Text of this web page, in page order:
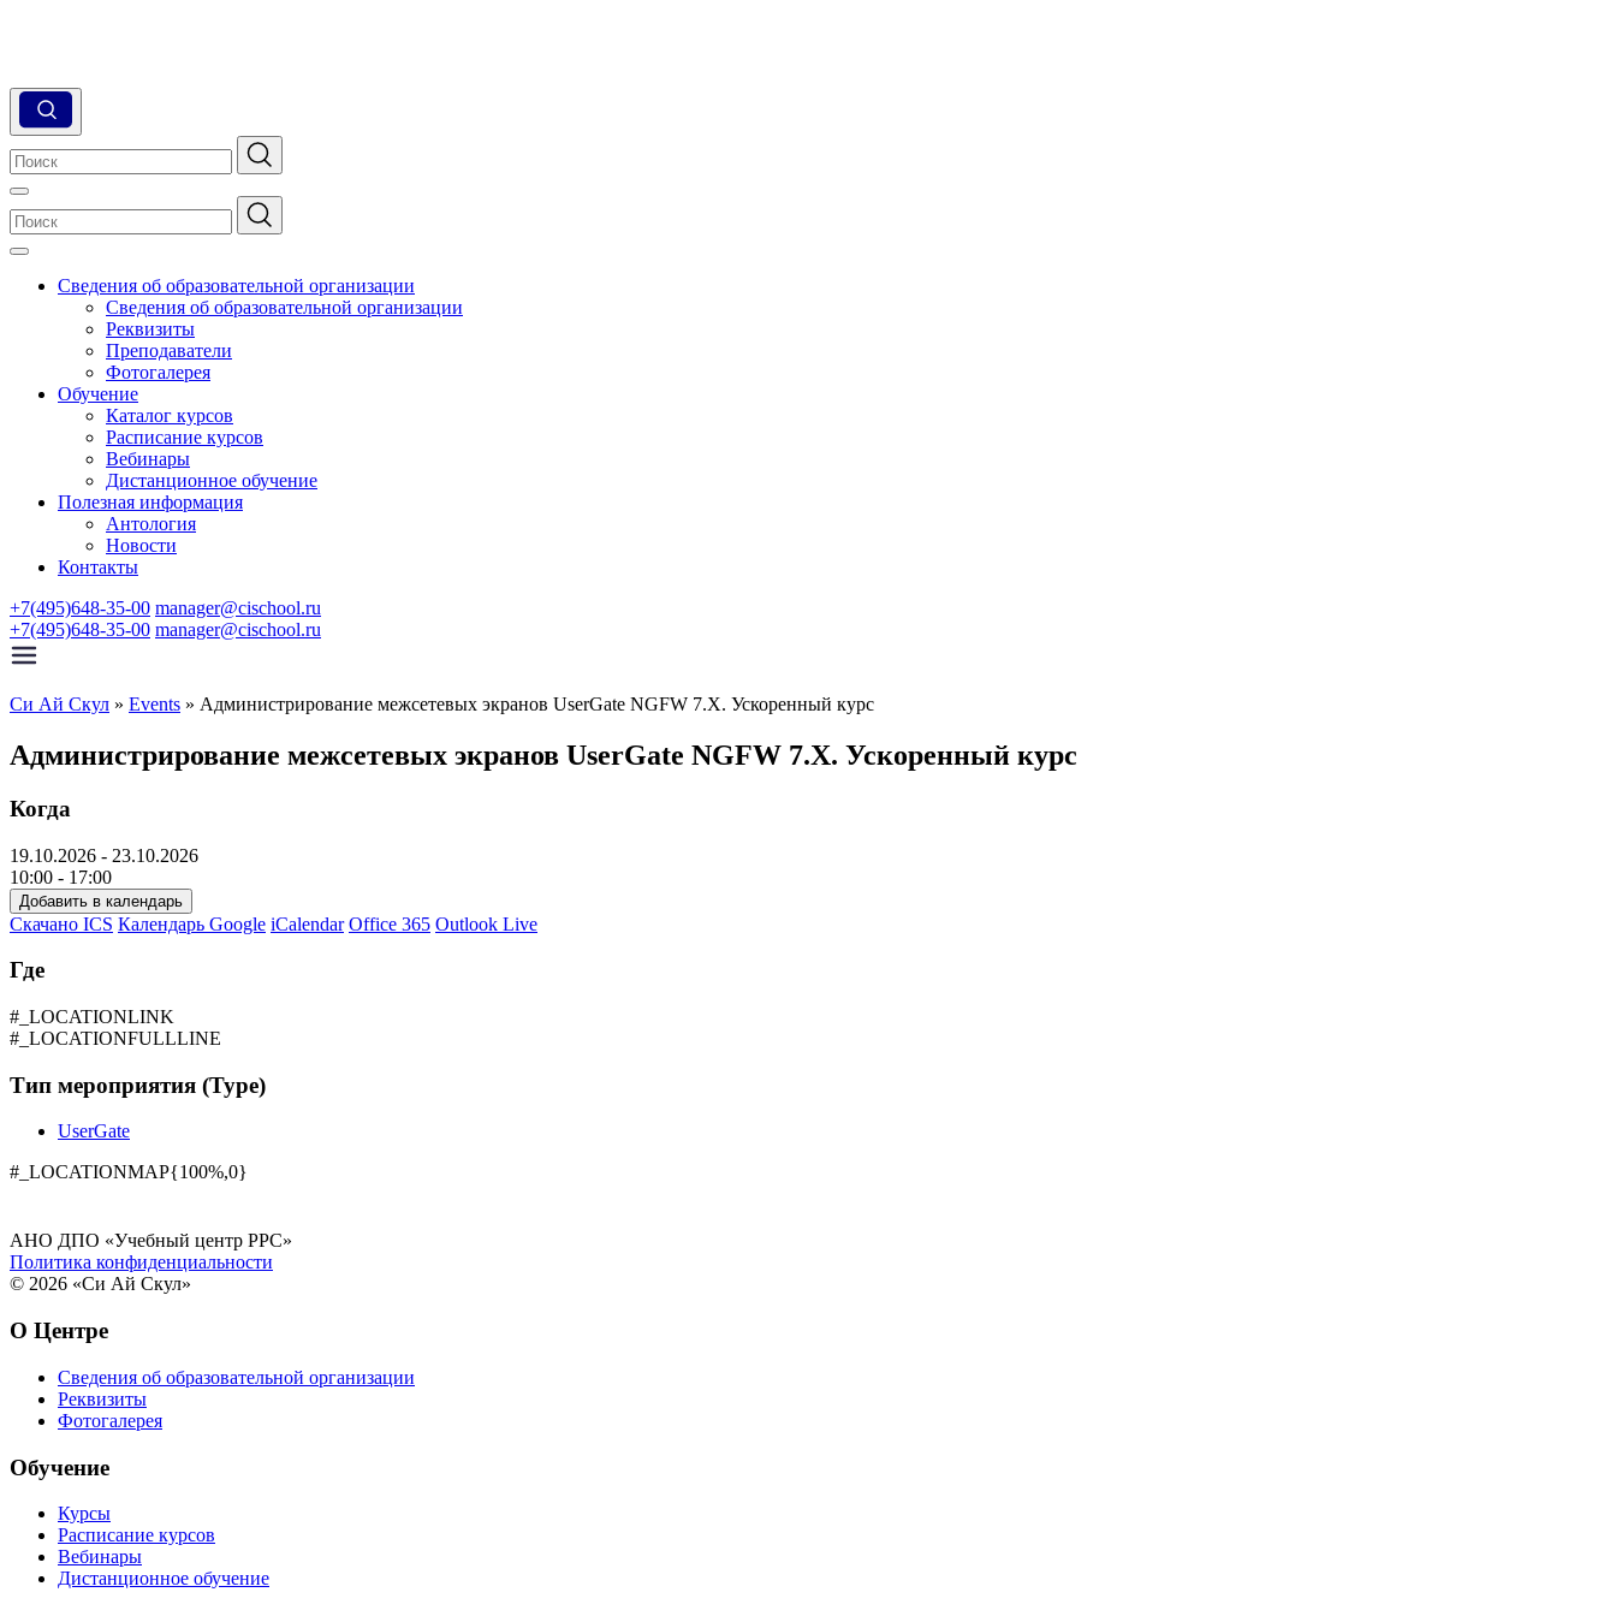
Сведения об образовательной организации
Сведения об образовательной организации
Реквизиты
Преподаватели
Фотогалерея
Обучение
Каталог курсов
Расписание курсов
Вебинары
Дистанционное обучение
Полезная информация
Антология
Новости
Контакты
+7(495)648-35-00 manager@cischool.ru
+7(495)648-35-00 manager@cischool.ru
Си Ай Скул » Events » Администрирование межсетевых экранов UserGate NGFW 7.X. Ускоренный курс
Администрирование межсетевых экранов UserGate NGFW 7.X. Ускоренный курс
Когда
19.10.2026 - 23.10.2026
10:00 - 17:00
Добавить в календарь
Скачано ICS Календарь Google iCalendar Office 365 Outlook Live
Где
#_LOCATIONLINK
#_LOCATIONFULLLINE
Тип мероприятия (Type)
UserGate
#_LOCATIONMAP{100%,0}
АНО ДПО «Учебный центр РРС»
Политика конфиденциальности
© 2026 «Си Ай Скул»
О Центре
Сведения об образовательной организации
Реквизиты
Фотогалерея
Обучение
Курсы
Расписание курсов
Вебинары
Дистанционное обучение